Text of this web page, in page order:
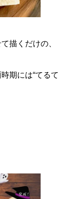
描くだけの、
期には“てるて